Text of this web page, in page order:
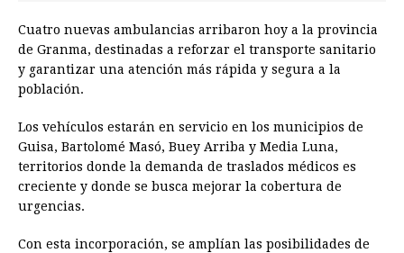
Cuatro nuevas ambulancias arribaron hoy a la provincia
de Granma, destinadas a reforzar el transporte sanitario
y garantizar una atención más rápida y segura a la
población.
Los vehículos estarán en servicio en los municipios de
Guisa, Bartolomé Masó, Buey Arriba y Media Luna,
territorios donde la demanda de traslados médicos es
creciente y donde se busca mejorar la cobertura de
urgencias.
Con esta incorporación, se amplían las posibilidades de